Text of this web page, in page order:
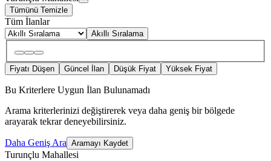
Tümünü Temizle
Tüm İlanlar
Akıllı Sıralama
Fiyatı Düşen Güncel İlan Düşük Fiyat Yüksek Fiyat
Bu Kriterlere Uygun İlan Bulunamadı
Arama kriterlerinizi değiştirerek veya daha geniş bir bölgede
arayarak tekrar deneyebilirsiniz.
Daha Geniş Ara Aramayı Kaydet
Turunçlu Mahallesi